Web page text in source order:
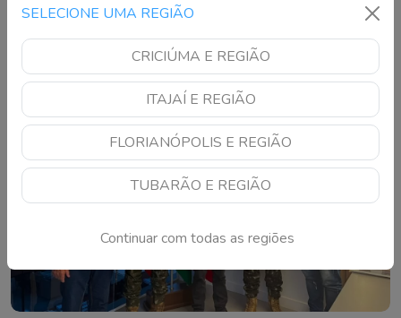
SELECIONE UMA REGIÃO
CRICIÚMA E REGIÃO
ITAJAÍ E REGIÃO
FLORIANÓPOLIS E REGIÃO
TUBARÃO E REGIÃO
Continuar com todas as regiões